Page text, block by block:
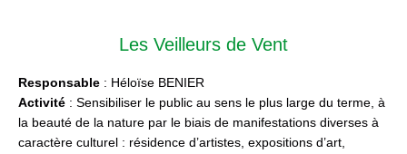
Les Veilleurs de Vent
Responsable : Héloïse BENIER
Activité : Sensibiliser le public au sens le plus large du terme, à
la beauté de la nature par le biais de manifestations diverses à
caractère culturel : résidence d’artistes, expositions d’art,